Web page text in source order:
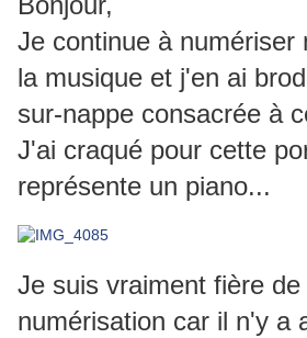
Je continue à numériser
la musique et j'en ai
sur-nappe consacrée à
J'ai craqué pour cette
représente un piano...
Je suis vraiment fière de
numérisation car il n'y a